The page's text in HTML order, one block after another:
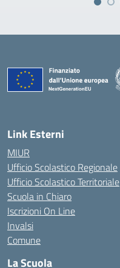
Link Esterni
MIUR
Ufficio Scolastico Regionale
Ufficio Scolastico Territoriale
Scuola in Chiaro
Iscrizioni On Line
Invalsi
Comune
La Scuola